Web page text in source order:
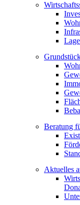
Beratung
Aktuelles